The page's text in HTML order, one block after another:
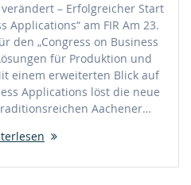
– Erfolgreicher Start
Applications“ am FIR Am 23.
den „Congress on Business
für Produktion und
einem erweiterten Blick auf
Applications löst die neue
Aachener…